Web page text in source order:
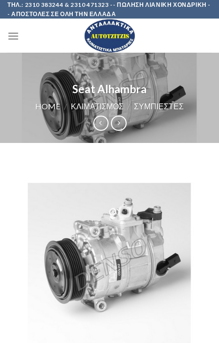
Skip
to
ΤΗΛ.: 2310 383244 & 2310 471323 -- ΠΩΛΗΣΗ ΛΙΑΝΙΚΗ ΧΟΝΔΡΙΚΗ -
- ΑΠΟΣΤΟΛΕΣ ΣΕ ΟΛΗ ΤΗΝ ΕΛΛΑΔΑ
Seat Alhambra
HOME / ΚΛΙΜΑΤΙΣΜΟΣ / ΣΥΜΠΙΕΣΤΕΣ